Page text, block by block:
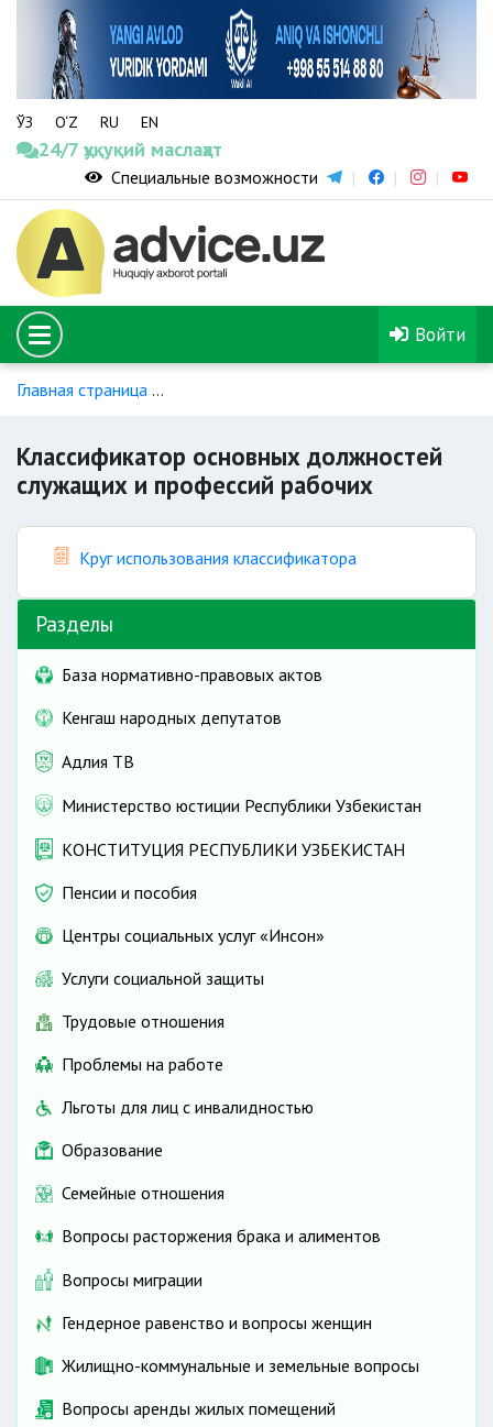
ЎЗ O‘Z RU EN
24/7 ҳуқуқий маслаҳат
Специальные возможности
Войти
Главная страница
Классификатор основных должностей
служащих и профессий рабочих
Круг использования классификатора
Разделы
База нормативно-правовых актов
Кенгаш народных депутатов
Адлия ТВ
Министерство юстиции Республики Узбекистан
КОНСТИТУЦИЯ РЕСПУБЛИКИ УЗБЕКИСТАН
Пенсии и пособия
Центры социальных услуг «Инсон»
Услуги социальной защиты
Трудовые отношения
Проблемы на работе
Льготы для лиц с инвалидностью
Образование
Семейные отношения
Вопросы расторжения брака и алиментов
Вопросы миграции
Гендерное равенство и вопросы женщин
Жилищно-коммунальные и земельные вопросы
Вопросы аренды жилых помещений